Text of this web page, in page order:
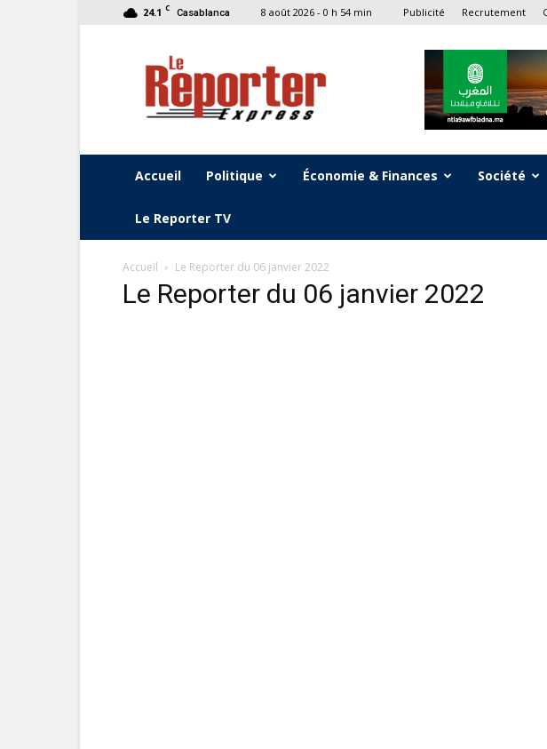
24.1 C Casablanca 8 août 2026 - 0 h 54 min Publicité Recrutement
Le
Reporter
Express
Accueil Politique Économie & Finances Société
Le Reporter TV
Accueil Le Reporter du 06 janvier 2022
Le Reporter du 06 janvier 2022